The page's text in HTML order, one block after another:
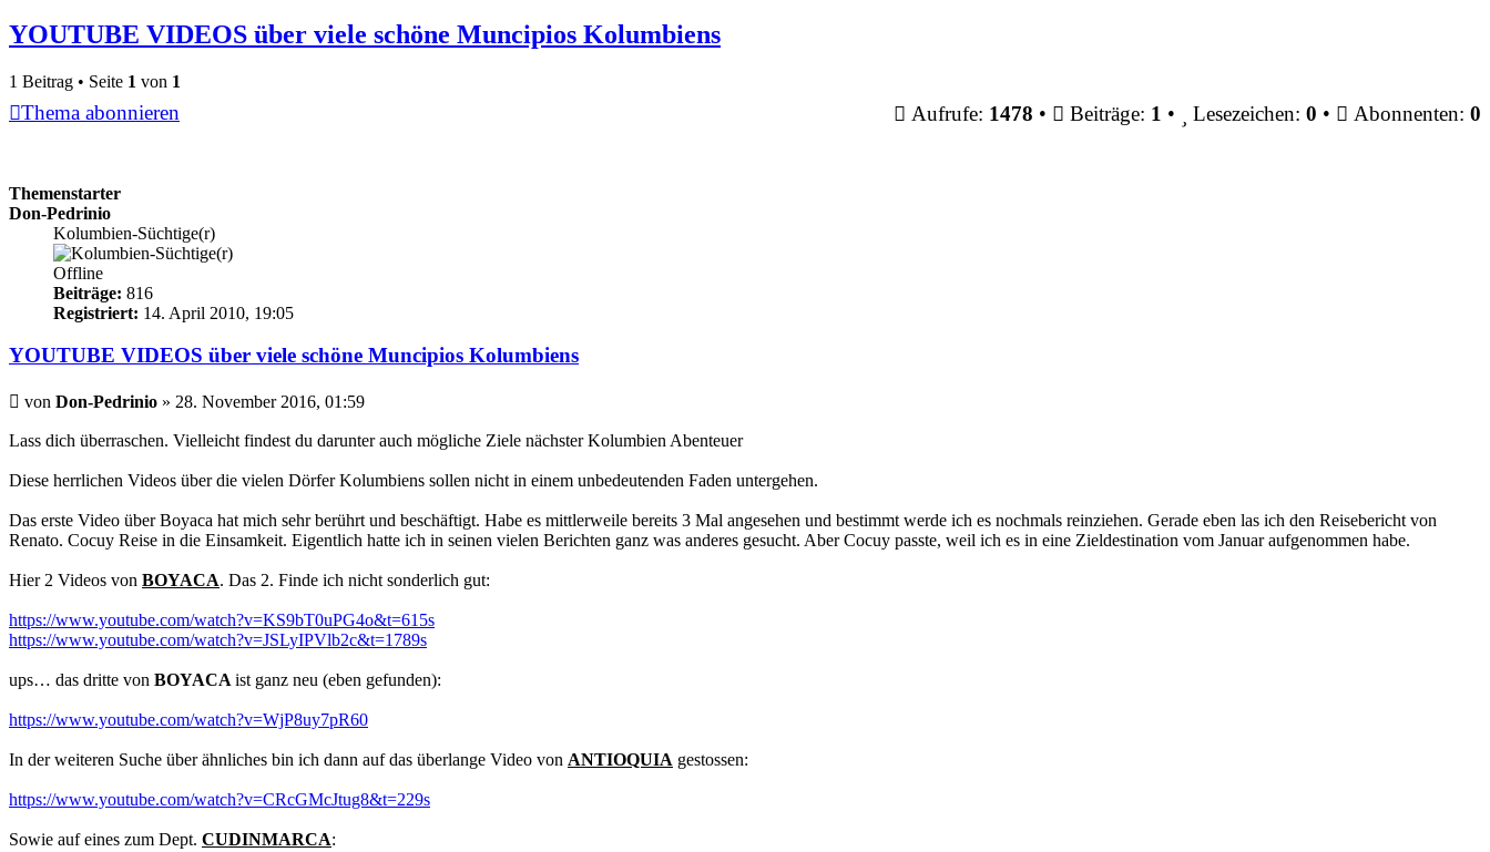
YOUTUBE VIDEOS über viele schöne Muncipios Kolumbiens
1 Beitrag • Seite 1 von 1
Thema abonnieren Aufrufe: 1478 • Beiträge: 1 • Lesezeichen: 0 • Abonnenten: 0
Themenstarter
Don-Pedrinio
Kolumbien-Süchtige(r)
Offline
Beiträge: 816
Registriert: 14. April 2010, 19:05
YOUTUBE VIDEOS über viele schöne Muncipios Kolumbiens
Beitrag
von Don-Pedrinio » 28. November 2016, 01:59
Lass dich überraschen. Vielleicht findest du darunter auch mögliche Ziele nächster Kolumbien Abenteuer
Diese herrlichen Videos über die vielen Dörfer Kolumbiens sollen nicht in einem unbedeutenden Faden untergehen.
Das erste Video über Boyaca hat mich sehr berührt und beschäftigt. Habe es mittlerweile bereits 3 Mal angesehen und bestimmt werde ich es nochmals reinziehen. Gerade eben las ich den Reisebericht von
Renato. Cocuy Reise in die Einsamkeit. Eigentlich hatte ich in seinen vielen Berichten ganz was anderes gesucht. Aber Cocuy passte, weil ich es in eine Zieldestination vom Januar aufgenommen habe.
Hier 2 Videos von BOYACA. Das 2. Finde ich nicht sonderlich gut:
https://www.youtube.com/watch?v=KS9bT0uPG4o&t=615s
https://www.youtube.com/watch?v=JSLyIPVlb2c&t=1789s
ups… das dritte von BOYACA ist ganz neu (eben gefunden):
https://www.youtube.com/watch?v=WjP8uy7pR60
In der weiteren Suche über ähnliches bin ich dann auf das überlange Video von ANTIOQUIA gestossen:
https://www.youtube.com/watch?v=CRcGMcJtug8&t=229s
Sowie auf eines zum Dept. CUDINMARCA: